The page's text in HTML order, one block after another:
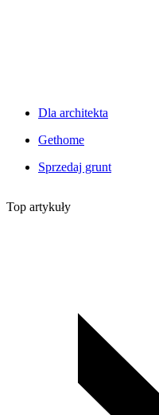
Dla architekta
Gethome
Sprzedaj grunt
Top artykuły